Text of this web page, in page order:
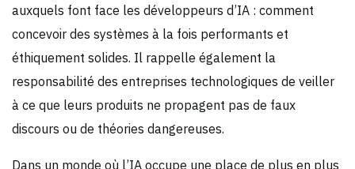
auxquels font face les développeurs d’IA : comment
concevoir des systèmes à la fois performants et
éthiquement solides. Il rappelle également la
responsabilité des entreprises technologiques de veiller
à ce que leurs produits ne propagent pas de faux
discours ou de théories dangereuses.
Dans un monde où l’IA occupe une place de plus en plus